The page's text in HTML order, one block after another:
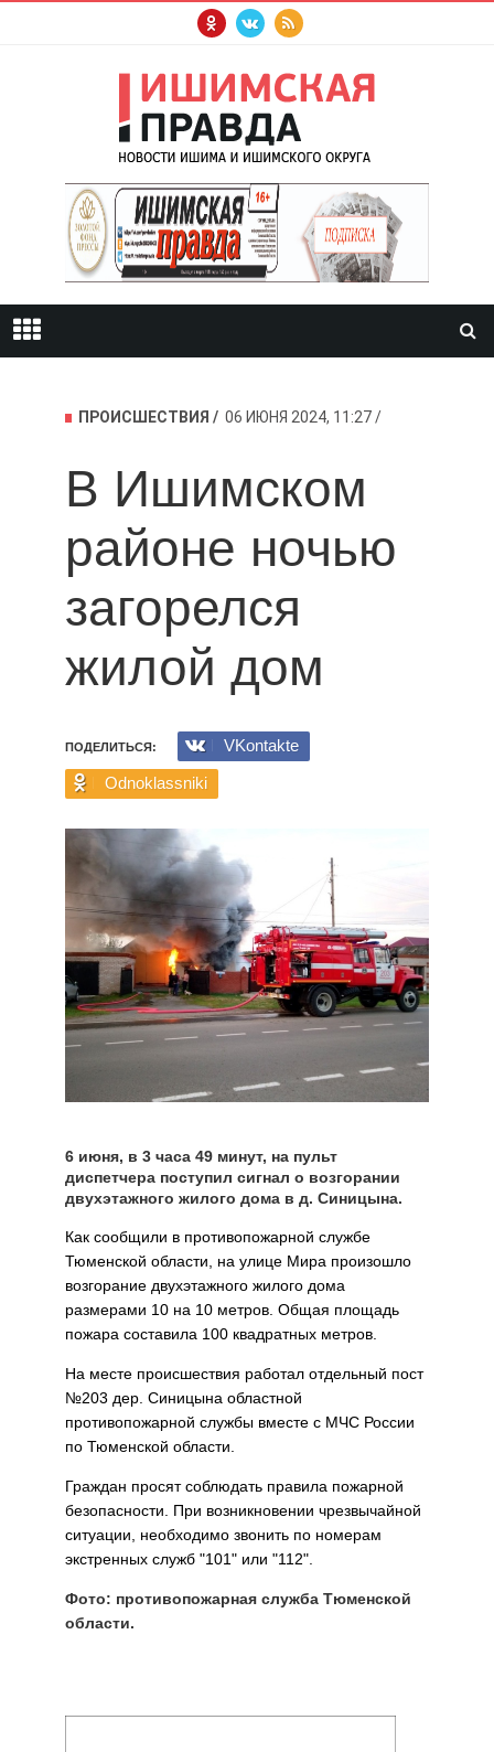
ПРОИСШЕСТВИЯ 06 ИЮНЯ 2024, 11:27
В Ишимском
районе ночью
загорелся
жилой дом
ПОДЕЛИТЬСЯ:
VKontakte
Odnoklassniki
6 июня, в 3 часа 49 минут, на пульт
диспетчера поступил сигнал о возгорании
двухэтажного жилого дома в д. Синицына.
Как сообщили в противопожарной службе
Тюменской области, на улице Мира произошло
возгорание двухэтажного жилого дома
размерами 10 на 10 метров. Общая площадь
пожара составила 100 квадратных метров.
На месте происшествия работал отдельный пост
№203 дер. Синицына областной
противопожарной службы вместе с МЧС России
по Тюменской области.
Граждан просят соблюдать правила пожарной
безопасности. При возникновении чрезвычайной
ситуации, необходимо звонить по номерам
экстренных служб "101" или "112".
Фото: противопожарная служба Тюменской
области.